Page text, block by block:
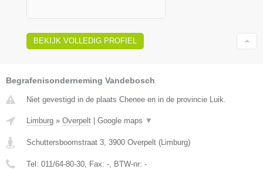
BEKIJK VOLLEDIG PROFIEL
Begrafenisonderneming Vandebosch
Niet gevestigd in de plaats Chenee en in de provincie Luik.
Limburg » Overpelt | Google maps ▼
Schuttersboomstraat 3 3900 Overpelt (Limburg)
Tel: 011/64-80-30 , Fax: - , BTW-nr: -